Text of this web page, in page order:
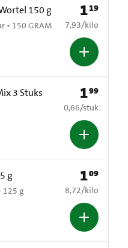
150 g
• 150 GRAM
Prijs: € 1,19
119
€ 7,93 per kilo
7,93/kilo
3 Stuks Prijs: € 1,99
199
€ 0,66 per stuk
0,66/stuk
g
125 g
Prijs: € 1,09
109
€ 8,72 per kilo
8,72/kilo